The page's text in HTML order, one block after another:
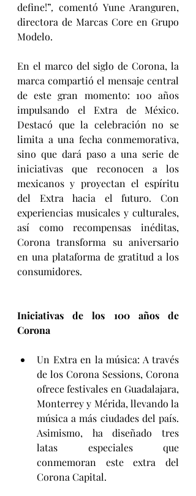
define!”, comentó Yune Aranguren,
directora de Marcas Core en Grupo
Modelo.
En el marco del siglo de Corona, la
marca compartió el mensaje central
de este gran momento: 100 años
impulsando el Extra de México.
Destacó que la celebración no se
limita a una fecha conmemorativa,
sino que dará paso a una serie de
iniciativas que reconocen a los
mexicanos y proyectan el espíritu
del Extra hacia el futuro. Con
experiencias musicales y culturales,
así como recompensas inéditas,
Corona transforma su aniversario
en una plataforma de gratitud a los
consumidores.
Iniciativas de los 100 años de
Corona
Un Extra en la música: A través
de los Corona Sessions, Corona
ofrece festivales en Guadalajara,
Monterrey y Mérida, llevando la
música a más ciudades del país.
Asimismo, ha diseñado tres
latas especiales que
conmemoran este extra del
Corona Capital.